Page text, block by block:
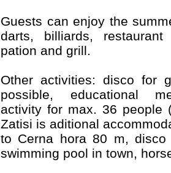
Guests can enjoy the
darts, billiards,
pation and grill.
Other activities: disco for
possible, educational
activity for max. 36 people
Zatisi is aditional
to Cerna hora 80 m, disco
swimming pool in town,